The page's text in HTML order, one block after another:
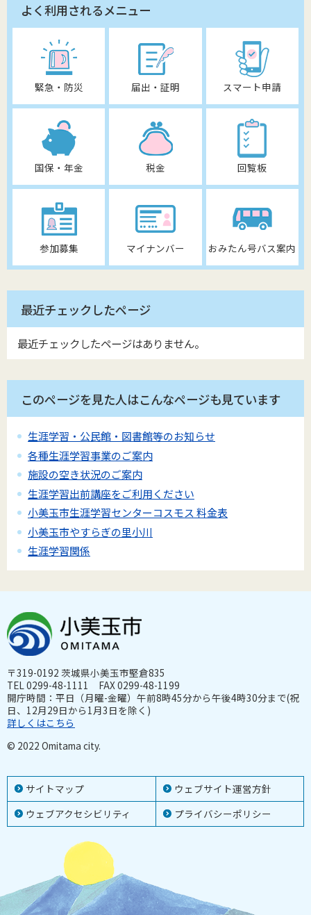
よく利用されるメニュー
緊急・防災 届出・証明 スマート申請
国保・年金 税金 回覧板
参加募集 マイナンバー おみたん号バス案内
最近チェックしたページ
最近チェックしたページはありません。
このページを見た人はこんなページも見ています
生涯学習・公民館・図書館等のお知らせ
各種生涯学習事業のご案内
施設の空き状況のご案内
生涯学習出前講座をご利用ください
小美玉市生涯学習センターコスモス 料金表
小美玉市やすらぎの里小川
生涯学習関係
サイトマップ
ウェブサイト運営方針
ウェブアクセシビリティ
プライバシーポリシー
〒319-0192 茨城県小美玉市堅倉835
TEL 0299-48-1111 FAX 0299-48-1199
開庁時間：平日（月曜-金曜）午前8時45分から午後4時30分まで(祝
日、12月29日から1月3日を除く)
詳しくはこちら
© 2022 Omitama city.